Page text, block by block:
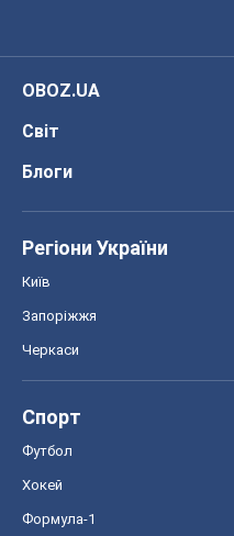
OBOZ.UA
Світ
Блоги
Регіони України
Київ
Запоріжжя
Черкаси
Спорт
Футбол
Хокей
Формула-1